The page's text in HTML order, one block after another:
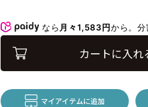
なら 月々1,583円から。
カートに入れ
マイアイテムに追加